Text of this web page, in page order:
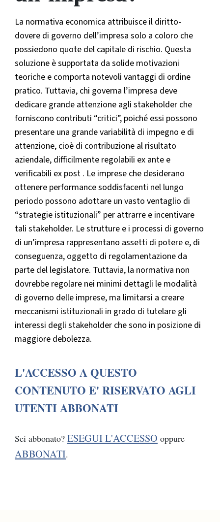
La normativa economica attribuisce il diritto-
dovere di governo dell’impresa solo a coloro che
possiedono quote del capitale di rischio. Questa
soluzione è supportata da solide motivazioni
teoriche e comporta notevoli vantaggi di ordine
pratico. Tuttavia, chi governa l’impresa deve
dedicare grande attenzione agli stakeholder che
forniscono contributi “critici”, poiché essi possono
presentare una grande variabilità di impegno e di
attenzione, cioè di contribuzione al risultato
aziendale, difficilmente regolabili ex ante e
verificabili ex post . Le imprese che desiderano
ottenere performance soddisfacenti nel lungo
periodo possono adottare un vasto ventaglio di
“strategie istituzionali” per attrarre e incentivare
tali stakeholder. Le strutture e i processi di governo
di un’impresa rappresentano assetti di potere e, di
conseguenza, oggetto di regolamentazione da
parte del legislatore. Tuttavia, la normativa non
dovrebbe regolare nei minimi dettagli le modalità
di governo delle imprese, ma limitarsi a creare
meccanismi istituzionali in grado di tutelare gli
interessi degli stakeholder che sono in posizione di
maggiore debolezza.
L'ACCESSO A QUESTO
CONTENUTO E' RISERVATO AGLI
UTENTI ABBONATI
Sei abbonato? ESEGUI L'ACCESSO oppure
ABBONATI.